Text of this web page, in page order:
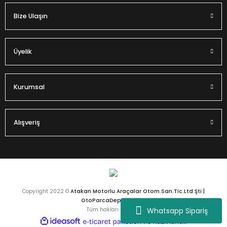
Whatsapp Sipariş
Gönder
Bize Ulaşın
Üyelik
Kurumsal
Alışveriş
Copyright 2022 © Atakan Motorlu Araçalar Otom.San.Tic.Ltd.Şti |
OtoParcaDeposu.com
Tüm hakları saklıdır.
ideasoft